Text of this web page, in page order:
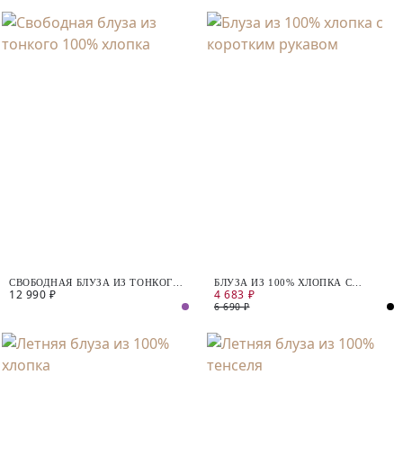
СВОБОДНАЯ БЛУЗА ИЗ ТОНКОГО
100% ХЛОПКА
12 990 ₽
БЛУЗА ИЗ 100% ХЛОПКА С
КОРОТКИМ РУКАВОМ
4 683 ₽
6 690 ₽